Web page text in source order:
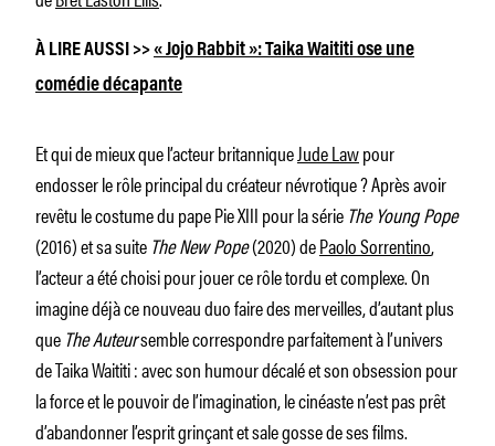
À LIRE AUSSI >>« Jojo Rabbit »: Taika Waititi ose une
comédie décapante
Et qui de mieux que l’acteur britanniqueJude Lawpour
endosser le rôle principal du créateur névrotique ? Après avoir
revêtu le costume du pape Pie XIII pour la série The Young Pope
(2016) et sa suite The New Pope(2020) dePaolo Sorrentino,
l’acteur a été choisi pour jouer ce rôle tordu et complexe. On
imagine déjà ce nouveau duo faire des merveilles, d’autant plus
que The Auteursemble correspondre parfaitement à l’univers
de Taika Waititi : avec son humour décalé et son obsession pour
la force et le pouvoir de l’imagination, le cinéaste n’est pas prêt
d’abandonner l’esprit grinçant et sale gosse de ses films.